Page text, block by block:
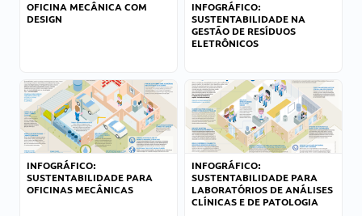
OFICINA MECÂNICA COM
DESIGN
INFOGRÁFICO:
SUSTENTABILIDADE NA
GESTÃO DE RESÍDUOS
ELETRÔNICOS
INFOGRÁFICO:
SUSTENTABILIDADE PARA
OFICINAS MECÂNICAS
INFOGRÁFICO:
SUSTENTABILIDADE PARA
LABORATÓRIOS DE ANÁLISES
CLÍNICAS E DE PATOLOGIA